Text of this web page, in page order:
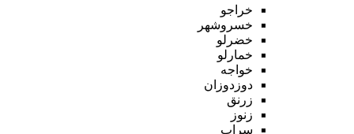
خراجو
خسروشهر
خضرلو
خمارلو
خواجه
دوزدوزان
زرنق
زنوز
سراب